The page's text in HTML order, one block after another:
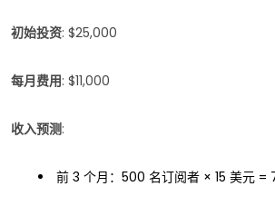
初始投资: $25,000
每月费用: $11,000
收入预测:
前 3 个月：500 名订阅者 × 15 美元 =